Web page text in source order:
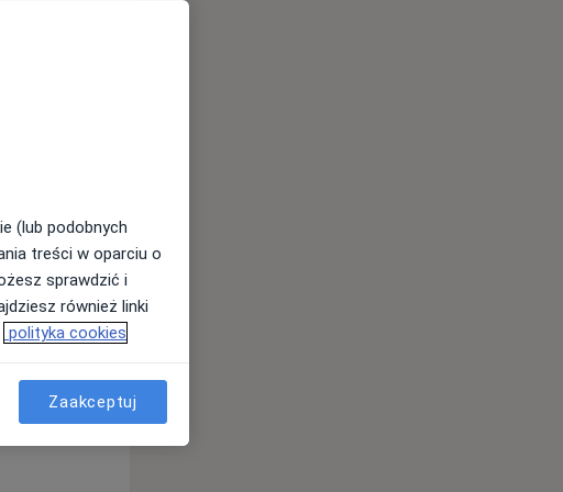
(lub podobnych
treści w oparciu o
sprawdzić i
również linki
polityka cookies
Zaakceptuj